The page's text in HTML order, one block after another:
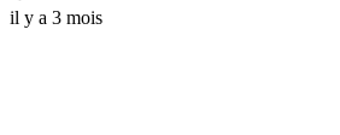
il y a 3 mois